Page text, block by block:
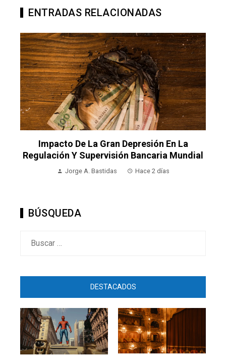
ENTRADAS RELACIONADAS
Bosnia Y Herzegovina Frente Al Desafío De
La Fragmentación Económica Y La Baja
Inversión Productiva
BÚSQUEDA
DESTACADOS